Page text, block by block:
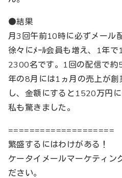
●結果
月3回午前10時に必ずメール
徐々にﾒｰﾙ会員も増え、1年
2300名です。1回の配信で
年の8月には1ヵ月の売上が
し、金額にすると1520万円
私も驚きました。
====================
繁盛するにはわけがある！
ケータイメールマーケティン
ださい。